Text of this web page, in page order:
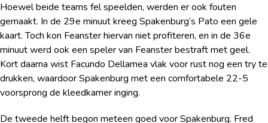
Hoewel beide teams fel speelden, werden er ook fouten
gemaakt. In de 29e minuut kreeg Spakenburg’s Pato een gele
kaart. Toch kon Feanster hiervan niet profiteren, en in de 36e
minuut werd ook een speler van Feanster bestraft met geel.
Kort daarna wist Facundo Dellamea vlak voor rust nog een try te
drukken, waardoor Spakenburg met een comfortabele 22-5
voorsprong de kleedkamer inging.
De tweede helft begon meteen goed voor Spakenburg. Fred